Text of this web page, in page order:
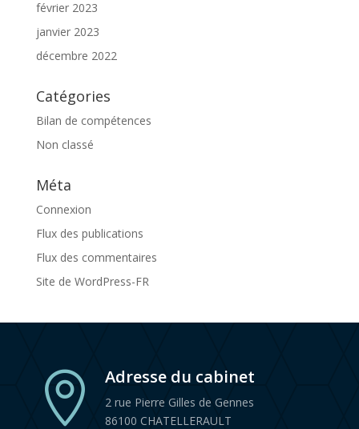
février 2023
janvier 2023
décembre 2022
Catégories
Bilan de compétences
Non classé
Méta
Connexion
Flux des publications
Flux des commentaires
Site de WordPress-FR
 Adresse du cabinet
2 rue Pierre Gilles de Gennes
86100 CHATELLERAULT